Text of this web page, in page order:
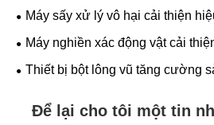
thải và bảo vệ môi trường như thế
Máy sấy xử lý vô hại cải thiện
như thế nào?
Máy nghiền xác động vật cải
hiệu quả như thế nào?
Thiết bị bột lông vũ tăng cường
Để lại cho tôi một tin